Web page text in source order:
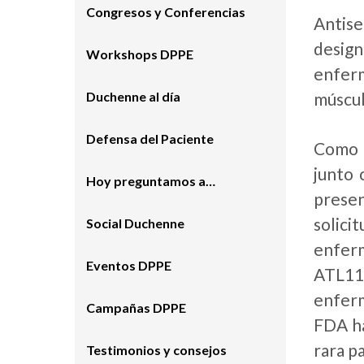
junto
FDA
rara
Congresos y Conferencias
Workshops DPPE
Duchenne al día
Defensa del Paciente
Hoy preguntamos a…
Social Duchenne
Eventos DPPE
Campañas DPPE
Testimonios y consejos